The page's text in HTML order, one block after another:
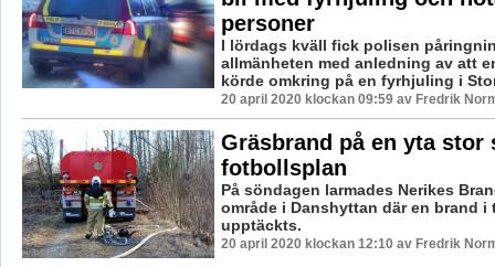
personer
I lördags kväll fick polisen
allmänheten med anledning av att
körde omkring på en fyrhjuling i
20 april 2020 klockan 09:59 av Fredrik
Gräsbrand på en yta stor
fotbollsplan
På söndagen larmades Nerikes
område i Danshyttan där en brand i
upptäckts.
20 april 2020 klockan 12:10 av Fredrik